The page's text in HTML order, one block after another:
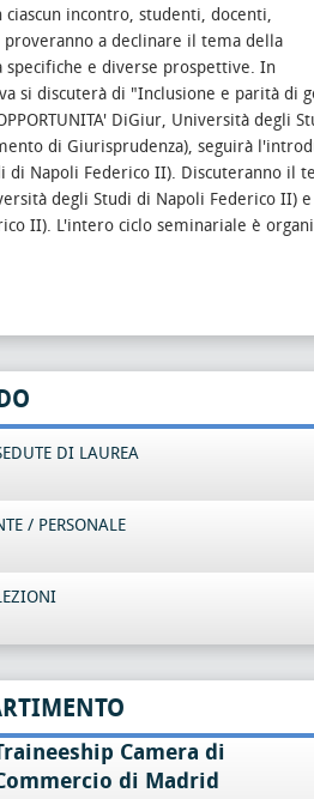
ciascun incontro, studenti, docenti,
a declinare il tema della
specifiche e diverse prospettive. In
si discuterà di "Inclusione e parità di
DiGiur, Università degli
di Giurisprudenza), seguirà
di Napoli Federico II). Discuteranno il
degli Studi di Napoli Federico II)
II). L'intero ciclo seminariale è
DI LAUREA
/ PERSONALE
Camera di
di Madrid